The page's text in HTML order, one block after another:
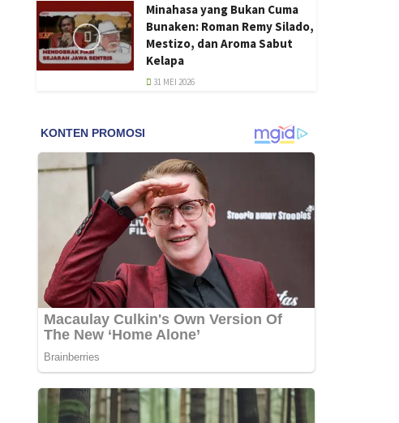
Minahasa yang Bukan Cuma
Bunaken: Roman Remy Silado,
Mestizo, dan Aroma Sabut
Kelapa
31 MEI 2026